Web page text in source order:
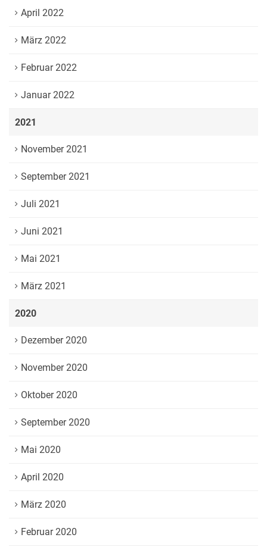
April 2022
März 2022
Februar 2022
Januar 2022
2021
November 2021
September 2021
Juli 2021
Juni 2021
Mai 2021
März 2021
2020
Dezember 2020
November 2020
Oktober 2020
September 2020
Mai 2020
April 2020
März 2020
Februar 2020